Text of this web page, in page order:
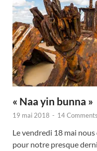
« Naa yin bunna »
19 mai 2018 - 14
Le vendredi 18 mai
pour notre presque